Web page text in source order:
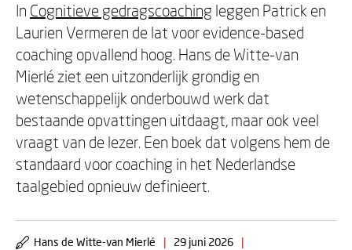
In Cognitieve gedragscoaching leggen Patrick en
Laurien Vermeren de lat voor evidence-based
coaching opvallend hoog. Hans de Witte-van
Mierlé ziet een uitzonderlijk grondig en
wetenschappelijk onderbouwd werk dat
bestaande opvattingen uitdaagt, maar ook veel
vraagt van de lezer. Een boek dat volgens hem de
standaard voor coaching in het Nederlandse
taalgebied opnieuw definieert.
Hans de Witte-van Mierlé | 29 juni 2026
|